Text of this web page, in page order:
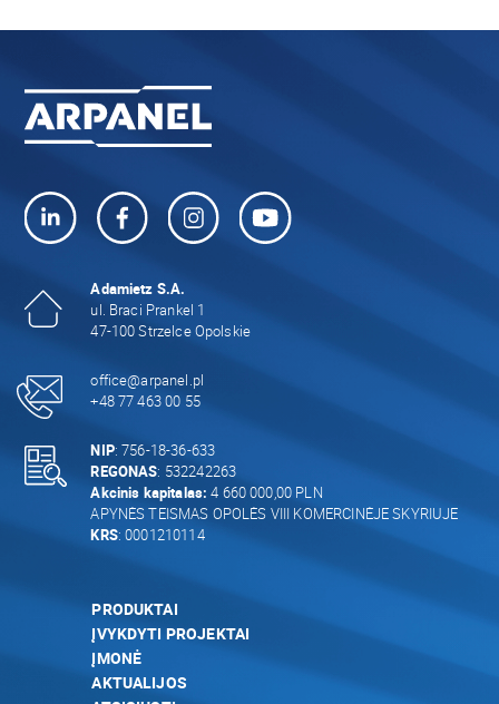
Adamietz S.A.
ul. Braci Prankel 1
47-100 Strzelce Opolskie
office@arpanel.pl
+48 77 463 00 55
NIP: 756-18-36-633
REGONAS: 532242263
Akcinis kapitalas: 4 660 000,00 PLN
APYNĖS TEISMAS OPOLĖS VIII KOMERCINĖJE SKYRIUJE
KRS: 0001210114
PRODUKTAI
ĮVYKDYTI PROJEKTAI
ĮMONĖ
AKTUALIJOS